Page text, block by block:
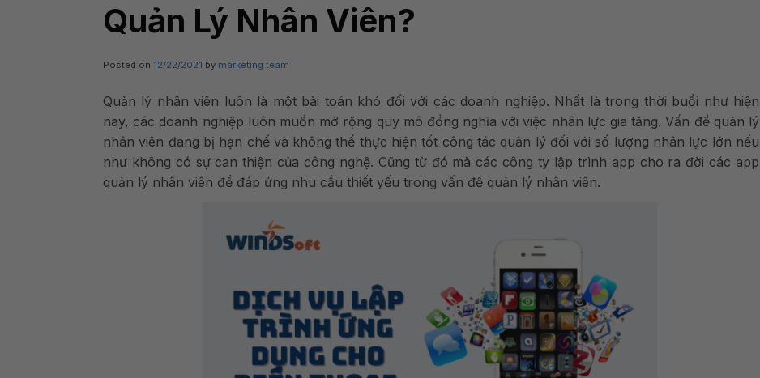
Quản Lý Nhân Viên?
Posted on 12/22/2021 by marketing team
Quản lý nhân viên luôn là một bài toán khó đối với các doanh nghiệp. Nhất là trong thời buổi như hiện
nay, các doanh nghiệp luôn muốn mở rộng quy mô đồng nghĩa với việc nhân lực gia tăng.Vấn đề quản lý
nhân viên đang bị hạn chế và không thể thực hiện tốt công tác quản lý đối với số lượng nhân lực lớn nếu
như không có sự can thiện của công nghệ. Cũng từ đó mà các công ty lập trình app cho ra đời các app
quản lý nhân viên để đáp ứng nhu cầu thiết yếu trong vấn đề quản lý nhân viên.